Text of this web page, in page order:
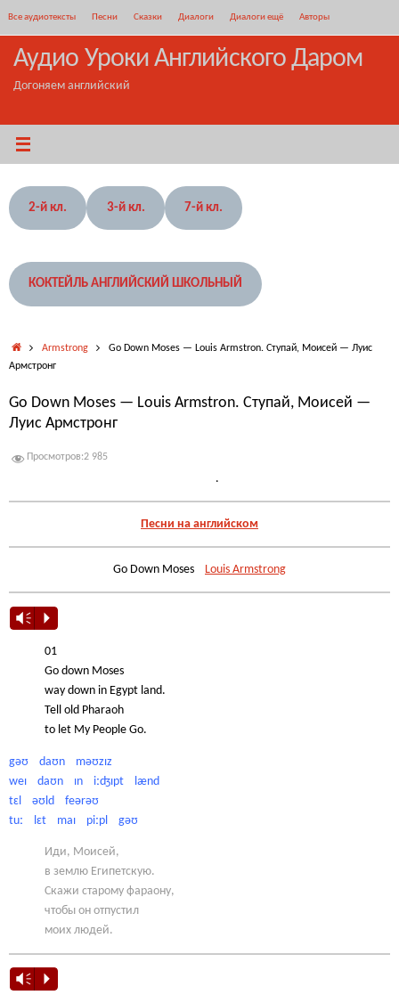
содержимому
Все аудиотексты Песни Сказки Диалоги Диалоги ещё Авторы
Аудио Уроки Английского Даром
Догоняем английский
2-й кл. 3-й кл. 7-й кл.
КОКТЕЙЛЬ АНГЛИЙСКИЙ ШКОЛЬНЫЙ
ГлавнаяArmstrong
Go Down Moses — Louis Armstron. Ступай, Моисей — Луис
Армстронг
Go Down Moses — Louis Armstron. Ступай, Моисей —
Луис Армстронг
Просмотров:2 985
.
Песни на английском
Go Down Moses Louis Armstrong
Vm P
01
Go down Moses
way down in Egypt land.
Tell old Pharaoh
to let My People Go.
gəʊ daʊn məʊzɪz
weɪ daʊn ɪn iːʤɪpt lænd
tɛl əʊld feərəʊ
tuː lɛt maɪ piːpl gəʊ
Иди, Моисей,
в землю Египетскую.
Скажи старому фараону,
чтобы он отпустил
моих людей.
Vm P